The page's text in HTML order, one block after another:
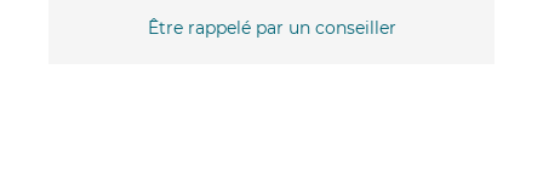
Être rappelé par un conseiller